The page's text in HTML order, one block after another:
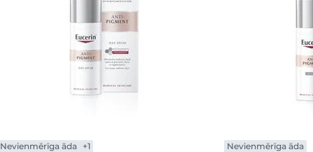
Nevienmērīga āda +1 Nevienmērīga āda